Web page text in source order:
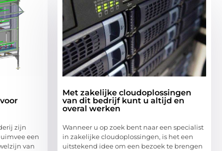
zijn
een
van
Met zakelijke cloudoplossingen
van dit bedrijf kunt u altijd en
overal werken
Wanneer u op zoek bent naar een specialist
in zakelijke cloudoplossingen, is het een
uitstekend idee om een bezoek te brengen